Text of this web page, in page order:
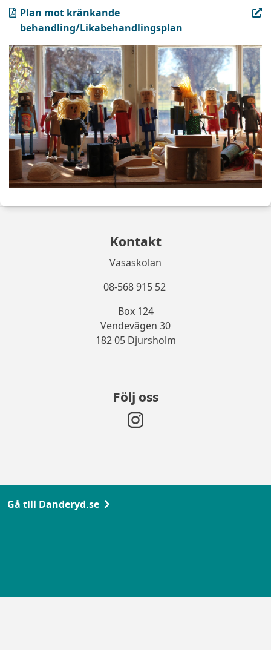
Plan mot kränkande
behandling/Likabehandlingsplan
(PDF, öppnas i ny flik)
Kontakt
Vasaskolan
08-568 915 52
Box 124
Vendevägen 30
182 05 Djursholm
Följ oss
Gå till Danderyd.se